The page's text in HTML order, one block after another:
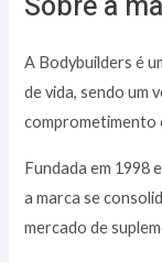
A Bodybuilders é
de vida, sendo um
comprometimento
Fundada em 1998
a marca se
mercado de